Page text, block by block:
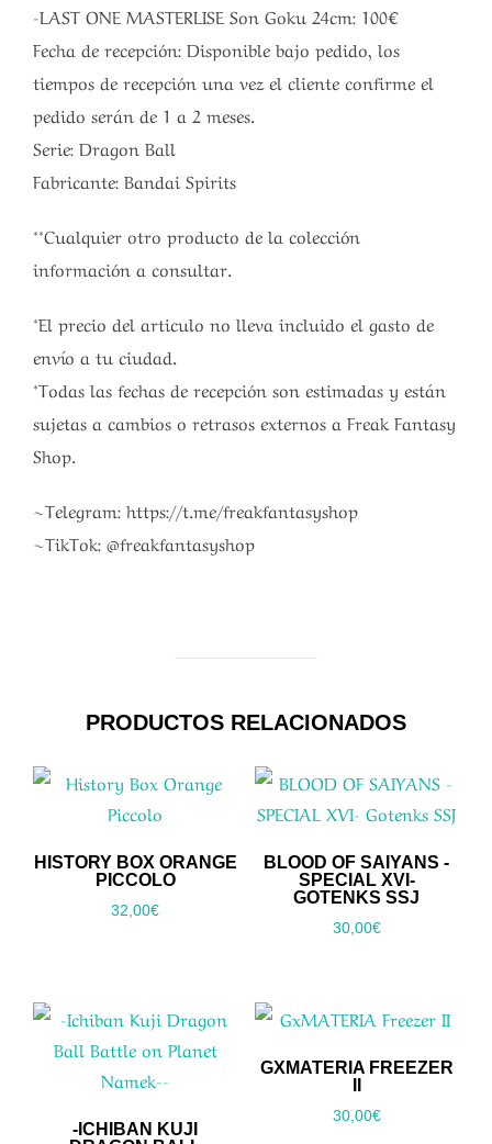
-LAST ONE MASTERLISE Son Goku 24cm: 100€
Fecha de recepción: Disponible bajo pedido, los
tiempos de recepción una vez el cliente confirme el
pedido serán de 1 a 2 meses.
Serie: Dragon Ball
Fabricante: Bandai Spirits
**Cualquier otro producto de la colección
información a consultar.
*El precio del articulo no lleva incluido el gasto de
envío a tu ciudad.
*Todas las fechas de recepción son estimadas y están
sujetas a cambios o retrasos externos a Freak Fantasy
Shop.
~Telegram: https://t.me/freakfantasyshop
~TikTok: @freakfantasyshop
PRODUCTOS RELACIONADOS
HISTORY BOX ORANGE
PICCOLO
32,00€
BLOOD OF SAIYANS -
SPECIAL XVI-
GOTENKS SSJ
30,00€
-ICHIBAN KUJI
GXMATERIA FREEZER
30,00€